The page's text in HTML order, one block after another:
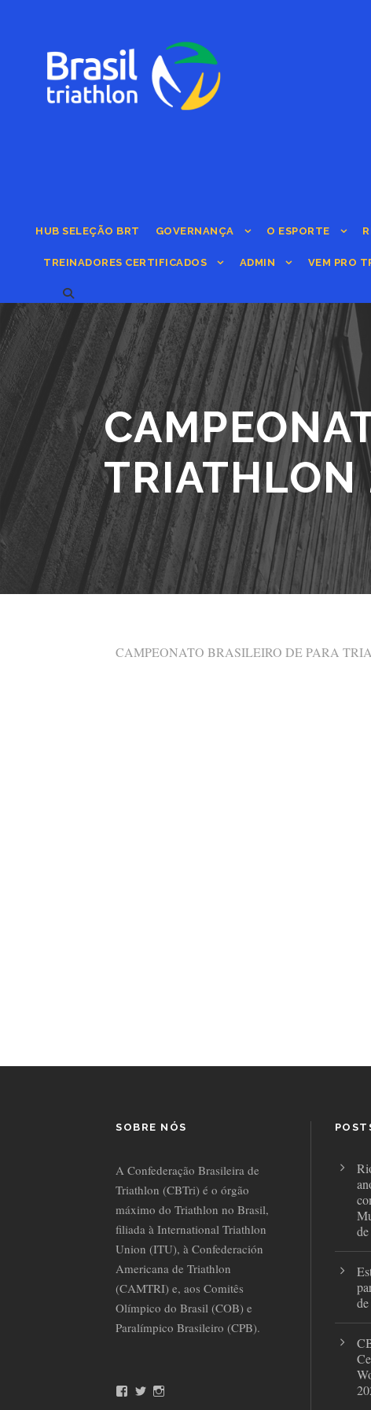
HUB SELEÇÃO BRT GOVERNANÇA O ESPORTE
TREINADORES CERTIFICADOS ADMIN VEM PRO
TRIATHLON
CAMPEONATO BRASILEIRO DE PARA
SOBRE NÓS
A Confederação Brasileira de
Triathlon (CBTri) é o órgão
máximo do Triathlon no Brasil,
filiada à International Triathlon
Union (ITU), à Confederación
Americana de Triathlon
(CAMTRI) e, aos Comitês
Olímpico do Brasil (COB) e
Paralímpico Brasileiro (CPB).
T